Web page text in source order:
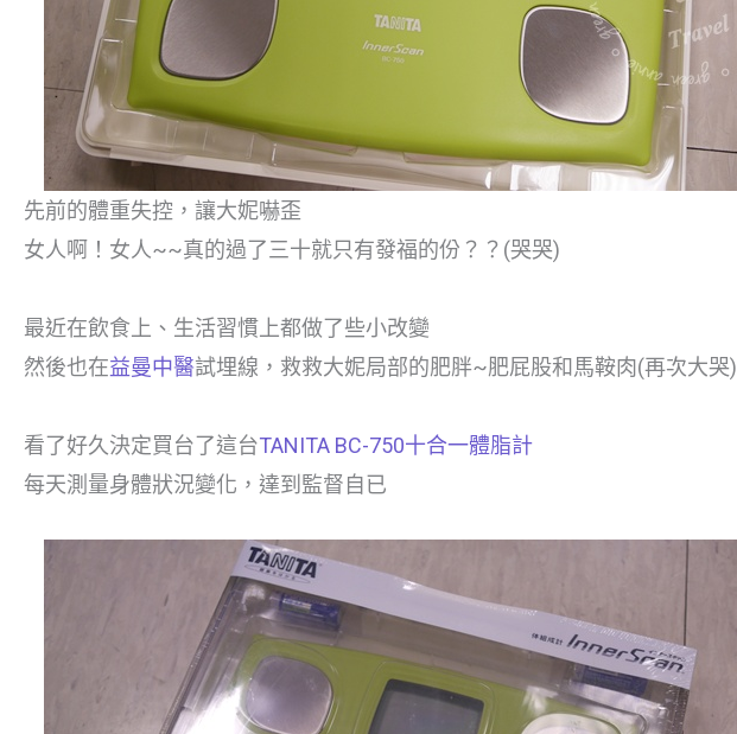
先前的體重失控，讓大妮嚇歪
女人啊！女人~~真的過了三十就只有發福的份？？(哭哭)
最近在飲食上、生活習慣上都做了些小改變
然後也在益曼中醫試埋線，救救大妮局部的肥胖~肥屁股和馬鞍肉(再次大哭)
看了好久決定買台了這台TANITA BC-750十合一體脂計
每天測量身體狀況變化，達到監督自已